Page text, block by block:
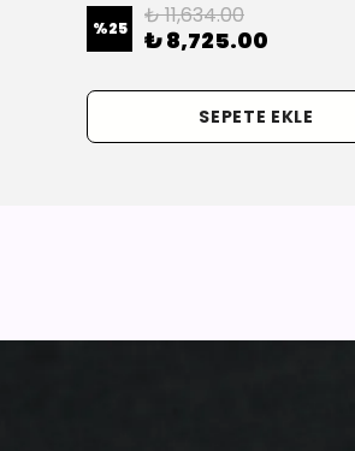
%25 ₺ 11,634.00
₺ 8,725.00
SEPETE EKLE